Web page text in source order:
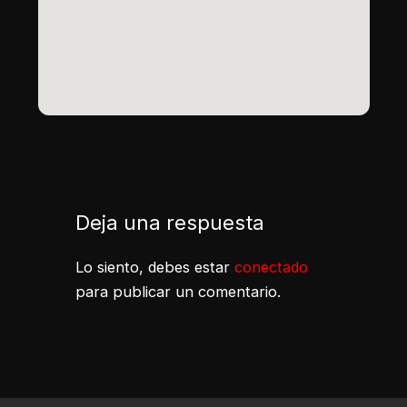
Deja una respuesta
Lo siento, debes estar conectado
para publicar un comentario.